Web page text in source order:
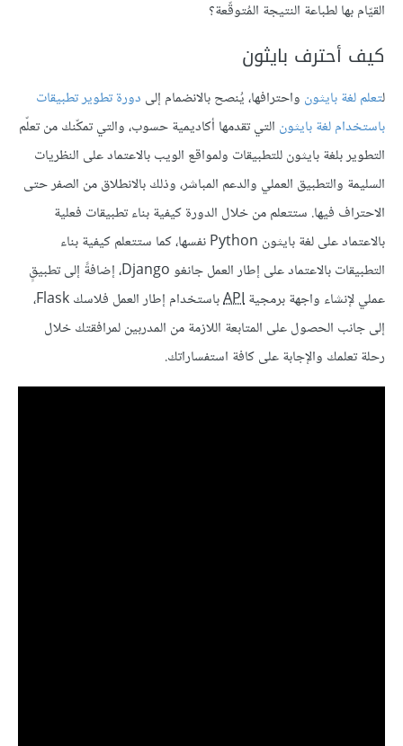
القيّام بها لطباعة النتيجة المُتوقّعة؟
كيف أحترف بايثون
لتعلم لغة بايثون واحترافها، يُنصح بالانضمام إلى دورة تطوير تطبيقات
باستخدام لغة بايثون التي تقدمها أكاديمية حسوب، والتي تمكّنك من تعلّم
التطوير بلغة بايثون للتطبيقات ولمواقع الويب بالاعتماد على النظريات
السليمة والتطبيق العملي والدعم المباشر، وذلك بالانطلاق من الصفر حتى
الاحتراف فيها. ستتعلم من خلال الدورة كيفية بناء تطبيقات فعلية
بالاعتماد على لغة بايثون Python نفسها، كما ستتعلم كيفية بناء
التطبيقات بالاعتماد على إطار العمل جانغو Django، إضافةً إلى تطبيقٍ
عملي لإنشاء واجهة برمجيةAPI
باستخدام إطار العمل فلاسك Flask،
إلى جانب الحصول على المتابعة اللازمة من المدربين لمرافقتك خلال
رحلة تعلمك والإجابة على كافة استفساراتك.